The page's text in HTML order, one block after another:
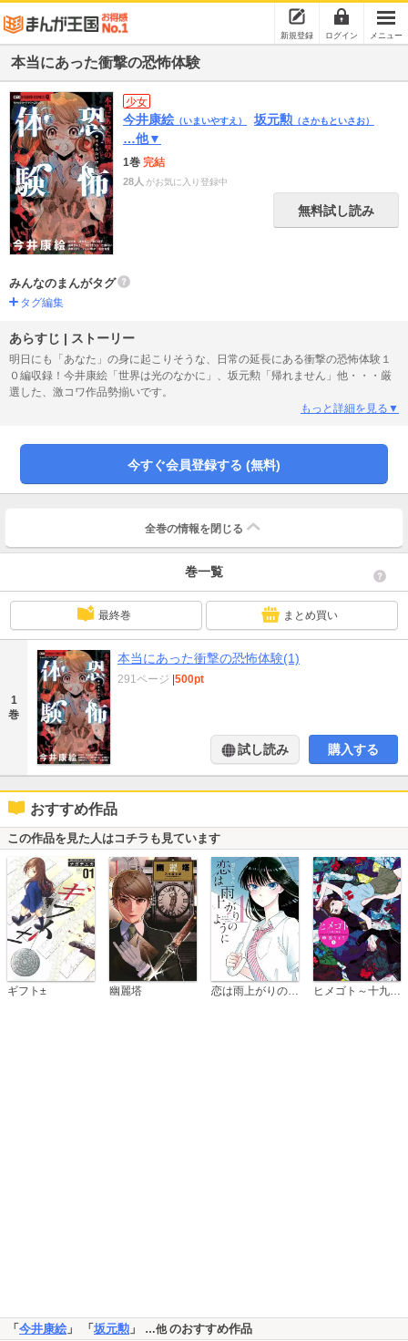
新規登録 ログイン メニュー
本当にあった衝撃の恐怖体験
少女
今井康絵 （いまいやすえ） 坂元勲 （さかもといさお）
…他▼
1巻 完結
28人 がお気に入り登録中
無料試し読み
みんなのまんがタグ
タグ編集
あらすじ | ストーリー
明日にも「あなた」の身に起こりそうな、日常の延長にある衝撃の恐怖体験１
０編収録！今井康絵「世界は光のなかに」、坂元勲「帰れません」他・・・厳
選した、激コワ作品勢揃いです。
もっと詳細を見る▼
今すぐ会員登録する (無料)
全巻の情報を 閉じる
巻一覧
最終巻 まとめ買い
1
巻
本当にあった衝撃の恐怖体験(1)
291ページ |500pt
試し読み 購入する
おすすめ作品
この作品を見た人はコチラも見ています
ギフト± 幽麗塔
「今井康絵 」 「坂元勲 」 …他のおすすめ作品